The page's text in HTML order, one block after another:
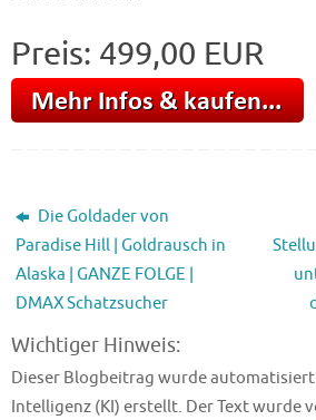
Preis: 499,00 EUR
Die Goldader von
Paradise Hill | Goldrausch in
Alaska | GANZE FOLGE |
DMAX Schatzsucher
Wichtiger Hinweis:
Dieser Blogbeitrag wurde
Intelligenz (KI) erstellt. Der Text wurde